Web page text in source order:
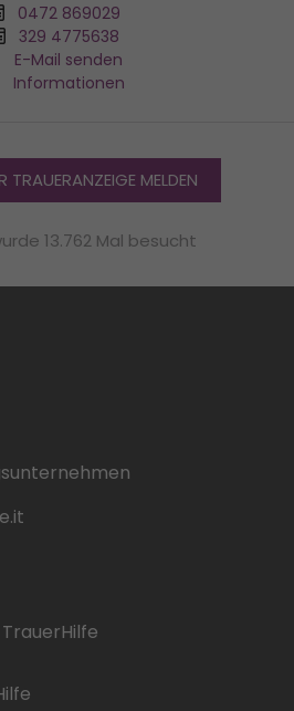
0472 869029
329 4775638
E-Mail senden
Informationen
TRAUERANZEIGE MELDEN
13.762 Mal besucht